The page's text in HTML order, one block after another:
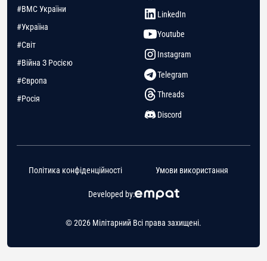
#ВМС України
#Україна
#Світ
#Війна З Росією
#Європа
#Росія
LinkedIn
Youtube
Instagram
Telegram
Threads
Discord
© 2026 Мілітарний Всі права захищені.
Developed by:
Політика конфіденційності Умови використання